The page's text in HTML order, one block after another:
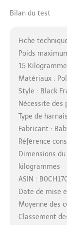
Bilan du test
Fiche
Poids
15
Matériaux :
Style : Black
Nécessite des
Type de
Fabricant :
Référence
Dimensions
kilogrammes
ASIN :
Date de mise
Moyenne des
Classement